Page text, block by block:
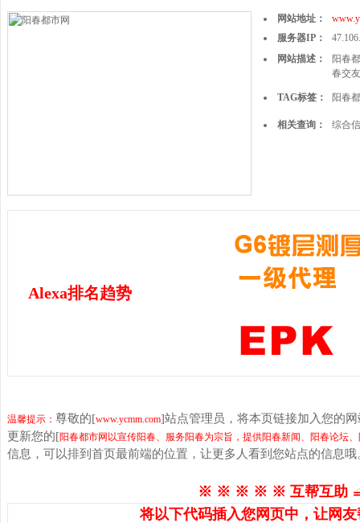
网站地址：
服务器IP：
网站描述：
阳春
春交
TAG标签： 阳春
相关查询： 综合
Alexa排名趋势
温馨提示： 尊敬的[www.ycmm.com]站点管理员，将本页链接加入您的
更新您的[阳春都市网以宣传阳春、服务阳春为宗旨，提供阳春新闻、阳春论坛
信息，可以排到首页最前端的位置，让更多人看到您站点的信息哦
※ ※ ※ ※ ※ 互帮互助
将以下代码插入您网页中，让网